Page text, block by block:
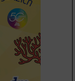
für Sie
Stunde auf Ihr
und
sich nicht
ersten Woche